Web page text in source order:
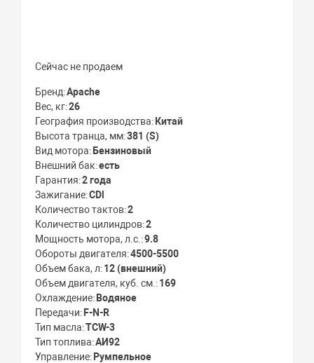
Сейчас не продаем
Бренд Apache
Вес, кг 26
География производства Китай
Высота транца, мм 381 (S)
Вид мотора Бензиновый
Внешний бак есть
Гарантия 2 года
Зажигание CDl
Количество тактов 2
Количество цилиндров 2
Мощность мотора, л.с. 9.8
Обороты двигателя 4500-5500
Объем бака, л 12 (внешний)
Объем двигателя, куб. см. 169
Охлаждение Водяное
Передачи F-N-R
Тип масла TCW-3
Тип топлива АИ92
Управление Румпельное